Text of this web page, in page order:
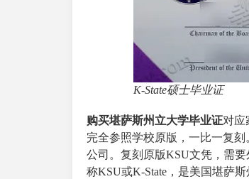
K-State硕士毕业证
购买堪萨斯州立大学毕业证对应
完全参照学校原版，一比一复
公司。复刻原版KSU文凭，需
称KSU或K-State，是美国堪萨